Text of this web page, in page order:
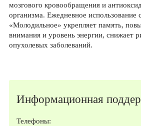
мозгового кровообращения и
организма. Ежедневное использование
«Молодильное» укрепляет память,
внимания и уровень энергии, снижает
опухолевых заболеваний.
Информационная
Телефоны: